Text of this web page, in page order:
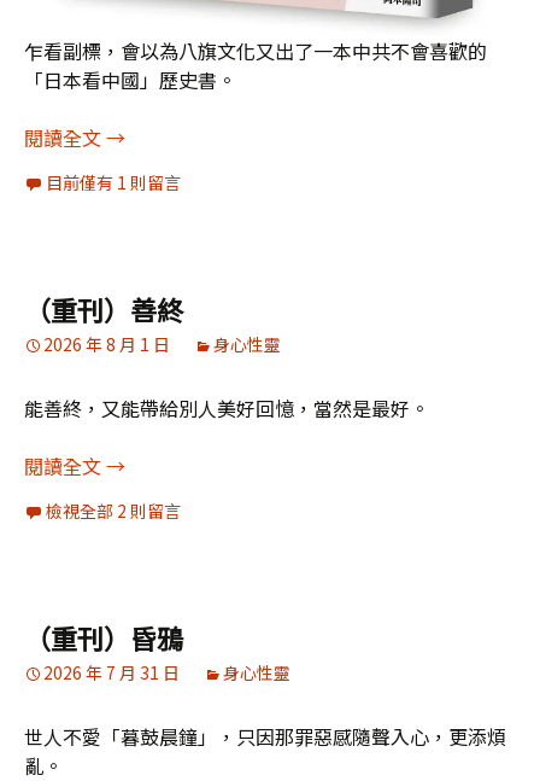
乍看副標，會以為八旗文化又出了一本中共不會喜歡的
「日本看中國」歷史書。
閱讀全文陳樂融書評238：《二十四史： 誰有資格稱中國?
→
目前僅有 1 則留言
（重刊）善終
2026 年 8 月 1 日 身心性靈
能善終，又能帶給別人美好回憶，當然是最好。
閱讀全文（重刊）善終
→
檢視全部 2 則留言
（重刊）昏鴉
2026 年 7 月 31 日 身心性靈
世人不愛「暮鼓晨鐘」，只因那罪惡感隨聲入心，更添煩
亂。